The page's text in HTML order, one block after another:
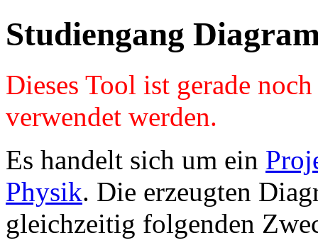
Studiengang
Dieses Tool ist gerade
verwendet werden.
Es handelt sich um ein
Physik. Die erzeugten
gleichzeitig folgenden